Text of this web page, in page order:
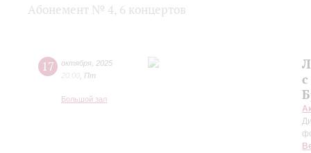
Абонемент № 4, 6 концертов
17 октября 2025
20:00 Пт
Большой зал